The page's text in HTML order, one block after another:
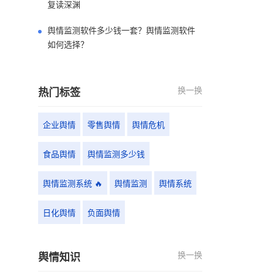
复读深渊
舆情监测软件多少钱一套？舆情监测软件
如何选择？
热门标签 换一换
企业舆情 零售舆情 舆情危机
食品舆情 舆情监测多少钱
舆情监测系统 🔥 舆情监测 舆情系统
日化舆情 负面舆情
舆情知识 换一换